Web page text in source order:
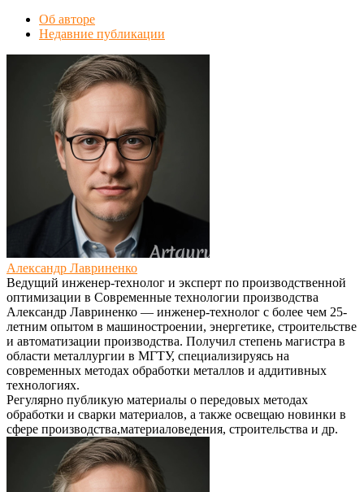
Об авторе
Недавние публикации
Александр Лавриненко
Ведущий инженер-технолог и эксперт по производственной
оптимизации в Современные технологии производства
Александр Лавриненко — инженер-технолог с более чем 25-
летним опытом в машиностроении, энергетике, строительстве
и автоматизации производства. Получил степень магистра в
области металлургии в МГТУ, специализируясь на
современных методах обработки металлов и аддитивных
технологиях.
Регулярно публикую материалы о передовых методах
обработки и сварки материалов, а также освещаю новинки в
сфере производства,материаловедения, строительства и др.